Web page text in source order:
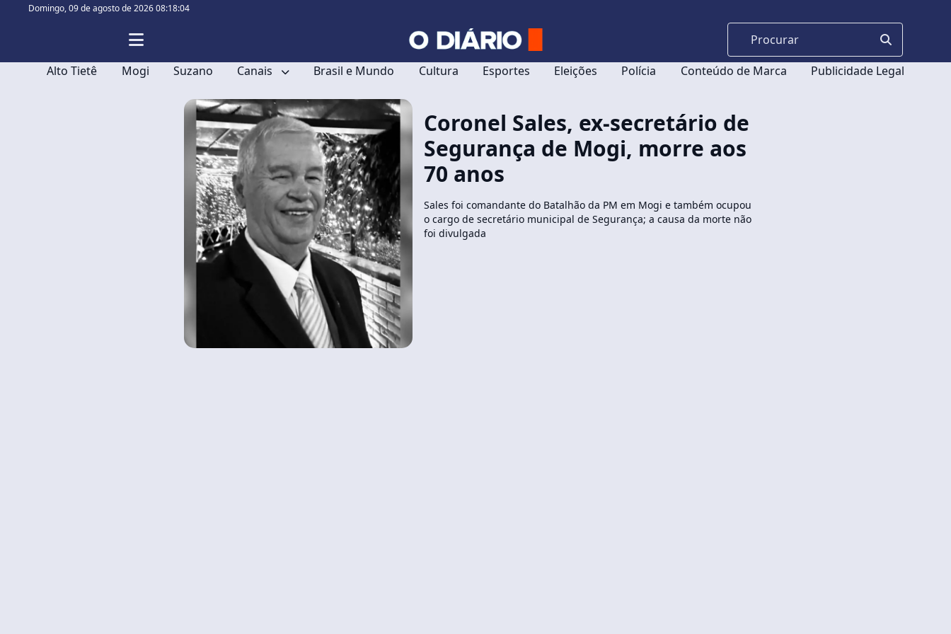
Domingo,09 de agosto de 2026 08:18:04
Alto Tietê Mogi Suzano Canais Brasil e Mundo Cultura Esportes Eleições Polícia Conteúdo de Marca Publicidade Legal
Coronel Sales, ex-secretário de
Segurança de Mogi, morre aos
70 anos
Sales foi comandante do Batalhão da PM em Mogi e também ocupou
o cargo de secretário municipal de Segurança; a causa da morte não
foi divulgada